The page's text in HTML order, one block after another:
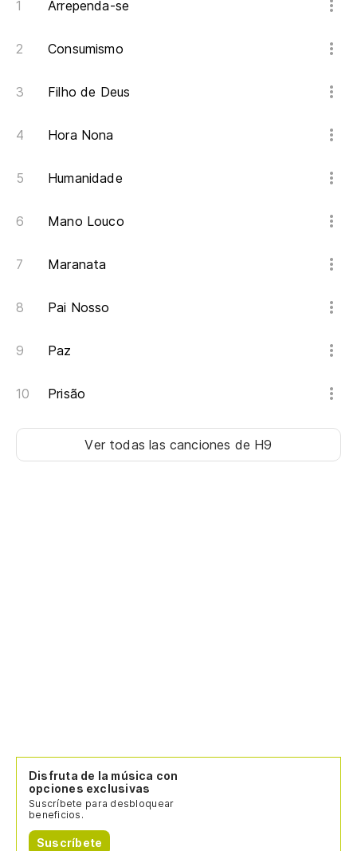
Arrependa-se
Consumismo
Filho de Deus
Hora Nona
Humanidade
Mano Louco
Maranata
Pai Nosso
Paz
Prisão
Ver todas las canciones de H9
Disfruta de la música con
opciones exclusivas
Suscríbete para desbloquear
beneficios.
Suscríbete